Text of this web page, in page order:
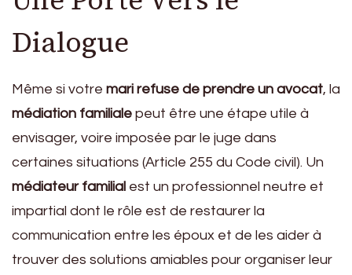
Dialogue
Même si votre mari refuse de prendre un avocat, la
médiation familiale peut être une étape utile à
envisager, voire imposée par le juge dans
certaines situations (Article 255 du Code civil). Un
médiateur familial est un professionnel neutre et
impartial dont le rôle est de restaurer la
communication entre les époux et de les aider à
trouver des solutions amiables pour organiser leur